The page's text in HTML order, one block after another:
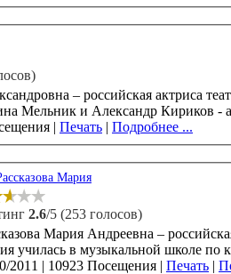
– российская актриса
Мельник и Александр Кириков -
| Печать | Подробнее ...
Мария
2.6/5 (253 голосов)
Мария Андреевна – российская актриса театра и
училась в музыкальной школе по
2011 | 10923 Посещения | Печать |